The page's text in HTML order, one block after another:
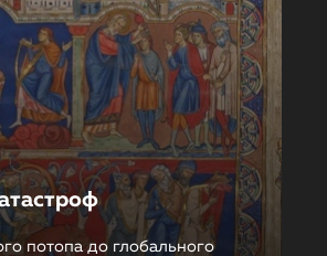
потопа до глобального